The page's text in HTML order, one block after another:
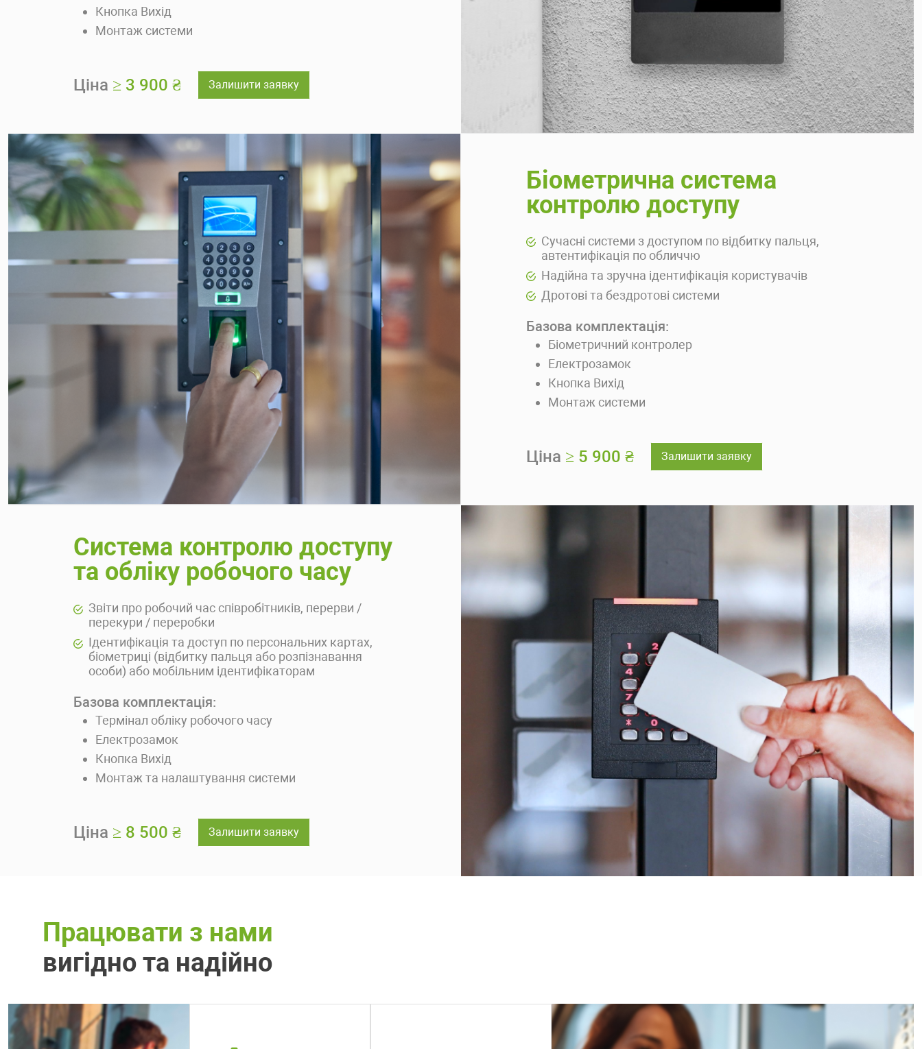
Кнопка Вихід
Монтаж системи
Ціна ≥ 3 900 ₴ Залишити заявку
Біометрична система
контролю доступу
Сучасні системи з доступом по відбитку пальця,
автентифікація по обличчю
Надійна та зручна ідентифікація користувачів
Дротові та бездротові системи
Базова комплектація:
Біометричний контролер
Електрозамок
Кнопка Вихід
Монтаж системи
Ціна ≥ 5 900 ₴ Залишити заявку
Система контролю доступу
та обліку робочого часу
Звіти про робочий час співробітників, перерви /
перекури / переробки
Ідентифікація та доступ по персональних картах,
біометриці (відбитку пальця або розпізнавання
особи) або мобільним ідентифікаторам
Базова комплектація:
Термінал обліку робочого часу
Електрозамок
Кнопка Вихід
Монтаж та налаштування системи
Ціна ≥ 8 500 ₴ Залишити заявку
Працювати з нами
вигідно та надійно